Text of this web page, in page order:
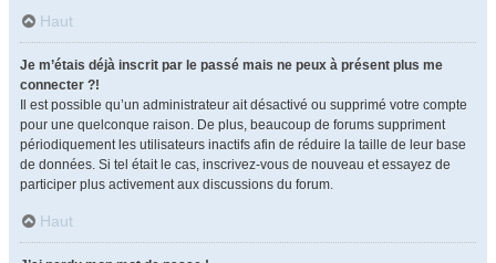
Haut
Je m’étais déjà inscrit par le passé mais ne peux à présent plus me
connecter ?!
Il est possible qu’un administrateur ait désactivé ou supprimé votre compte
pour une quelconque raison. De plus, beaucoup de forums suppriment
périodiquement les utilisateurs inactifs afin de réduire la taille de leur base
de données. Si tel était le cas, inscrivez-vous de nouveau et essayez de
participer plus activement aux discussions du forum.
Haut